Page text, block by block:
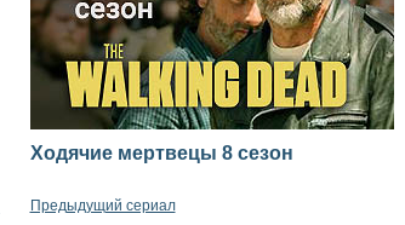
Ходячие мертвецы 8 сезон
Предыдущий сериал